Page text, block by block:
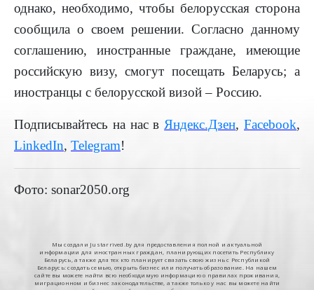
однако, необходимо, чтобы белорусская сторона
сообщила о своем решении. Согласно данному
соглашению, иностранные граждане, имеющие
российскую визу, смогут посещать Беларусь; а
иностранцы с белорусской визой – Россию.
Подписывайтесь на нас в Яндекс.Дзен,Facebook,
LinkedIn, Telegram!
Фото: sonar2050.org
Мы создали Justarrived.by для предоставления полной и актуальной
информации для иностранных граждан, планирующих посетить Республику
Беларусь, а также для тех кто планирует связать свою жизнь с Республикой
Беларусь: создать семью, открыть бизнес или получать образование. На нашем
сайте вы можете найти всю необходимую информацию о правилах проживания,
миграционном и бизнес законодательстве, а также только у нас вы можете найти